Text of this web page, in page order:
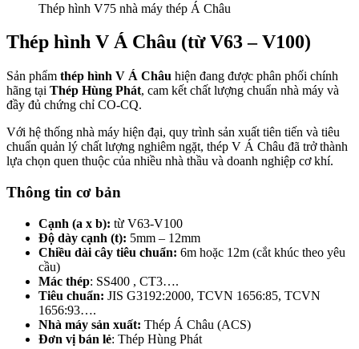
Thép hình V75 nhà máy thép Á Châu
Thép hình V Á Châu (từ V63 – V100)
Sản phẩm thép hình V Á Châu hiện đang được phân phối chính
hãng tại Thép Hùng Phát, cam kết chất lượng chuẩn nhà máy và
đầy đủ chứng chỉ CO-CQ.
Với hệ thống nhà máy hiện đại, quy trình sản xuất tiên tiến và tiêu
chuẩn quản lý chất lượng nghiêm ngặt, thép V Á Châu đã trở thành
lựa chọn quen thuộc của nhiều nhà thầu và doanh nghiệp cơ khí.
Thông tin cơ bản
Cạnh (a x b): từ V63-V100
Độ dày cạnh (t): 5mm – 12mm
Chiều dài cây tiêu chuẩn: 6m hoặc 12m (cắt khúc theo yêu
cầu)
Mác thép: SS400 , CT3….
Tiêu chuẩn: JIS G3192:2000, TCVN 1656:85, TCVN
1656:93….
Nhà máy sản xuất: Thép Á Châu (ACS)
Đơn vị bán lẻ: Thép Hùng Phát